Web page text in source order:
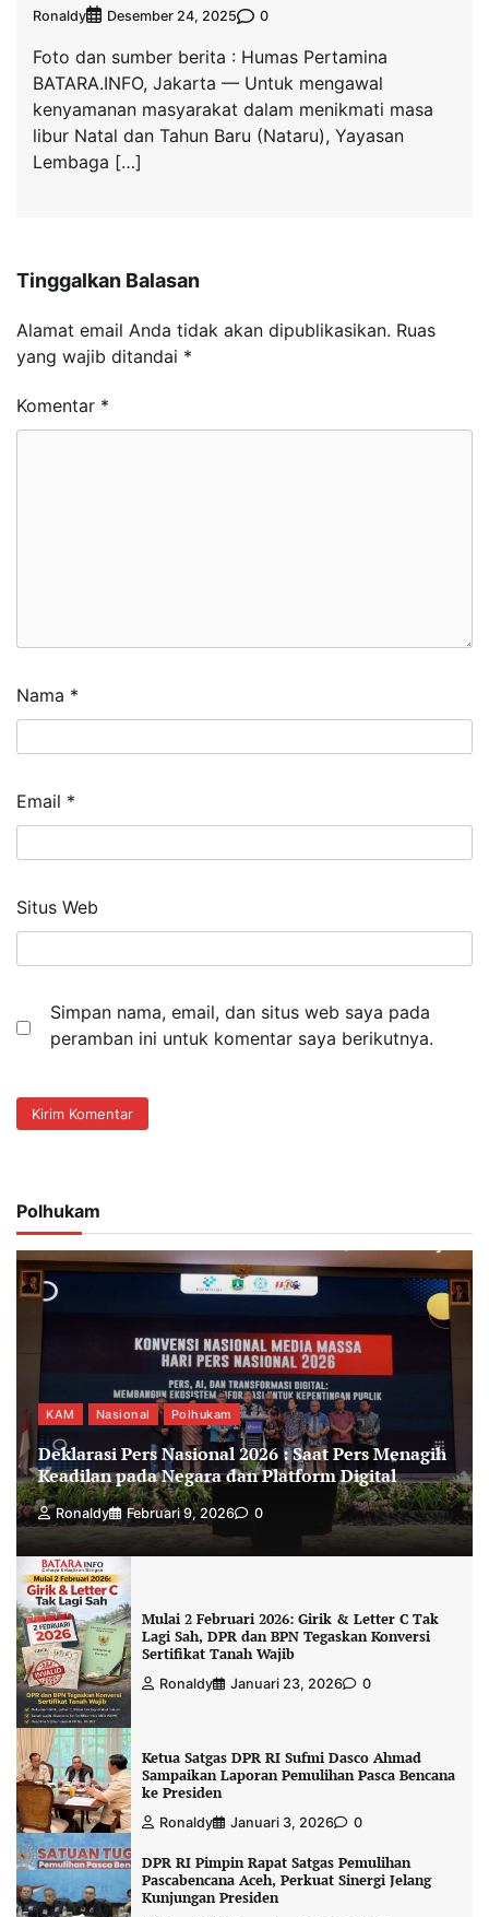
Ronaldy Desember 24, 2025 0
Foto dan sumber berita : Humas Pertamina
BATARA.INFO, Jakarta — Untuk mengawal
kenyamanan masyarakat dalam menikmati masa
libur Natal dan Tahun Baru (Nataru), Yayasan
Lembaga […]
Tinggalkan Balasan
Alamat email Anda tidak akan dipublikasikan. Ruas
yang wajib ditandai *
Komentar *
Nama *
Email *
Situs Web
Simpan nama, email, dan situs web saya pada
peramban ini untuk komentar saya berikutnya.
Polhukam
KAM Nasional Polhukam
Deklarasi Pers Nasional 2026 : Saat Pers Menagih
Keadilan pada Negara dan Platform Digital
Ronaldy Februari 9, 2026 0
Mulai 2 Februari 2026: Girik & Letter C Tak
Lagi Sah, DPR dan BPN Tegaskan Konversi
Sertifikat Tanah Wajib
Ronaldy Januari 23, 2026 0
Ketua Satgas DPR RI Sufmi Dasco Ahmad
Sampaikan Laporan Pemulihan Pasca Bencana
ke Presiden
Ronaldy Januari 3, 2026 0
DPR RI Pimpin Rapat Satgas Pemulihan
Pascabencana Aceh, Perkuat Sinergi Jelang
Kunjungan Presiden